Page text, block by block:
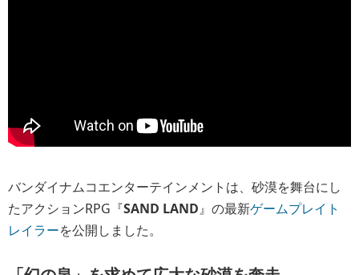
バンダイナムコエンターテインメントは、砂漠を舞台にし
たアクションRPG『SAND LAND』の最新ゲームプレイト
レイラーを公開しました。